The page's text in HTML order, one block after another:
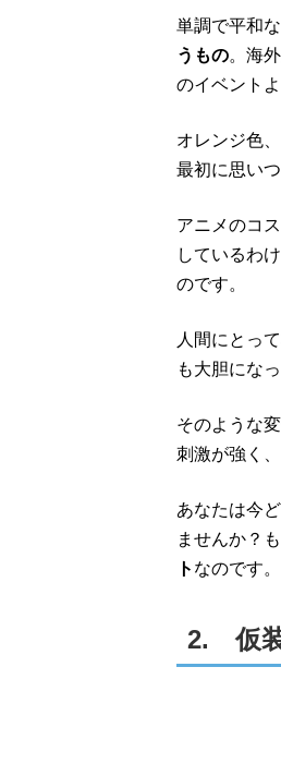
単調で平和
うもの。海
のイベント
オレンジ色
最初に思い
アニメのコ
しているわ
のです。
人間にとっ
も大胆にな
そのような
刺激が強く
あなたは今
ませんか？
ト なのです。
2. 仮装